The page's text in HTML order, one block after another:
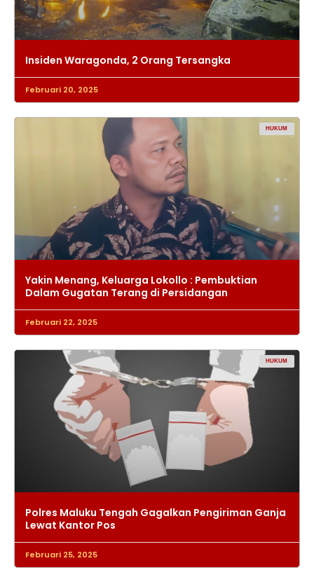
Insiden Waragonda, 2 Orang Tersangka
Februari 20, 2025
HUKUM
Yakin Menang, Keluarga Lokollo : Pembuktian
Dalam Gugatan Terang di Persidangan
Februari 22, 2025
HUKUM
Polres Maluku Tengah Gagalkan Pengiriman Ganja
Lewat Kantor Pos
Februari 25, 2025